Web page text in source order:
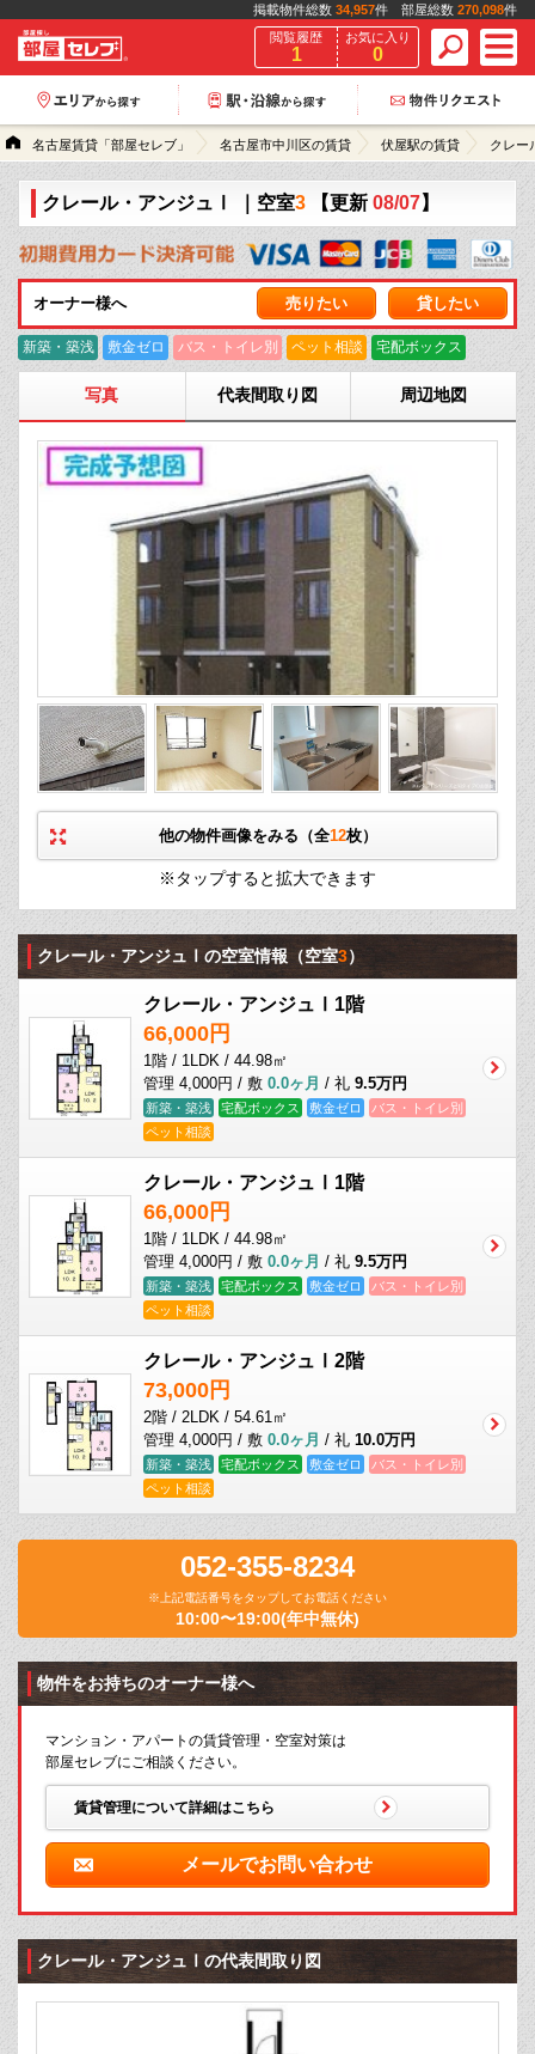
掲載物件総数 34,957件 部屋総数 270,098件
閲覧履歴
1
お気に入り
0
名古屋賃貸「部屋セレブ」 名古屋市中川区の賃貸 伏屋駅の賃貸 クレー
クレール・アンジュⅠ ｜空室3 【更新 08/07】
オーナー様へ 売りたい 貸したい
新築・築浅 敷金ゼロ バス・トイレ別 ペット相談 宅配ボックス
写真 代表間取り図 周辺地図
他の物件画像をみる（全12枚）
※タップすると拡大できます
クレール・アンジュⅠの空室情報 （空室3）
クレール・アンジュⅠ1階
66,000円
1階 / 1LDK / 44.98㎡
管理 4,000円 / 敷 0.0ヶ月 / 礼 9.5万円
新築・築浅 宅配ボックス 敷金ゼロ
バス・トイレ別
ペット相談
クレール・アンジュⅠ1階
66,000円
1階 / 1LDK / 44.98㎡
管理 4,000円 / 敷 0.0ヶ月 / 礼 9.5万円
新築・築浅 宅配ボックス 敷金ゼロ
バス・トイレ別
ペット相談
クレール・アンジュⅠ2階
73,000円
2階 / 2LDK / 54.61㎡
管理 4,000円 / 敷 0.0ヶ月 / 礼 10.0万円
新築・築浅 宅配ボックス 敷金ゼロ
バス・トイレ別
ペット相談
052-355-8234
※上記電話番号をタップしてお電話ください
10:00〜19:00(年中無休)
物件をお持ちのオーナー様へ
マンション・アパートの賃貸管理・空室対策は
部屋セレブにご相談ください。
賃貸管理について詳細はこちら
メールでお問い合わせ
クレール・アンジュⅠの代表間取り図